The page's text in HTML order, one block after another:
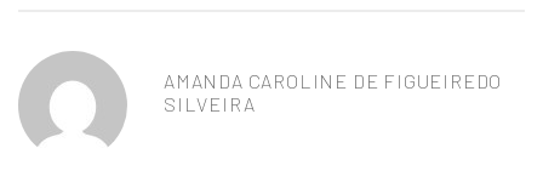
AMANDA CAROLINE DE FIGUEIREDO
SILVEIRA